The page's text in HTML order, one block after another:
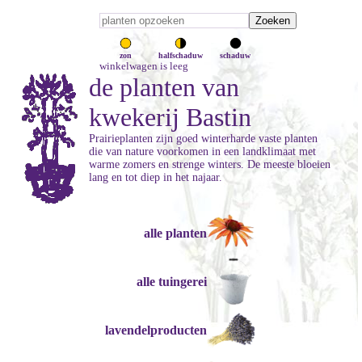
zon halfschaduw schaduw
winkelwagen is leeg
de planten van
kwekerij Bastin
Prairieplanten zijn goed winterharde vaste planten
die van nature voorkomen in een landklimaat met
warme zomers en strenge winters. De meeste bloeien
lang en tot diep in het najaar.
alle planten
alle tuingerei
lavendelproducten